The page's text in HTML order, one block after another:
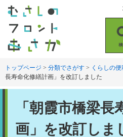
す
。
し
て
索
トップページ > 分類でさがす > くらしの
長寿命化修繕計画」を改訂しました
「朝霞市橋梁長
画」を改訂しま